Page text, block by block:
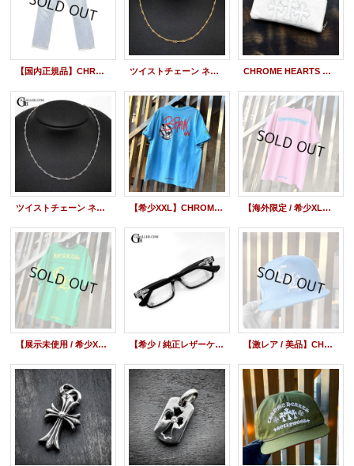
【国内正規品】CHROME HEARTS クロムハーツ クロスボールボタン スクロールラベル デニムパンツ インディゴ 34inch ツイストチェーン ネックレス YG ゴールド 16inch〜24inch（約40cm〜60cm） CHROME HEARTS クロムハーツ REC Fジップ 3セメタリークロスパッチ レザーウォレット 白 | 260202
ツイストチェーン ネックレス K18 WG ホワイトゴールド 16inch〜24inch（約40cm〜60cm） 【希少XXL】CHROME HEARTS クロムハーツ MATTY BOY マッティボーイ BRAIN NEW ブレインニュー Tシャツ | 251110 【海外限定 / 希少XLサイズ】CHROME HEARTS クロムハーツ ブルー スクロールラベル ピンク Tシャツ | 250728
【展示未使用 / 希少XLサイズ】CHROME HEARTS クロムハーツ Mesh Warm Up Jersey CHプリントメッシュTシャツ グリーン | 241112 【希少 / 純正レザーケース付】クロムハーツ ダガー アイウェア RUMPLEFORESKIN-A ダイヤモンド 純正レンズ | 260526 【激レア / 美品】CHROME HEARTS クロムハーツ 5 PANEL BASEBALL CAP 5パネル ベースボールキャップ CH 刺繍 ライトブルー | 260223